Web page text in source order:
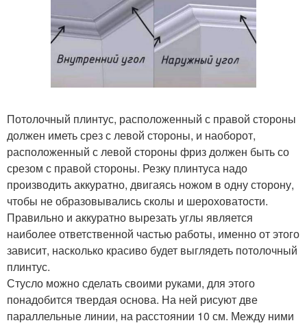
Потолочный плинтус, расположенный с правой стороны
должен иметь срез с левой стороны, и наоборот,
расположенный с левой стороны фриз должен быть со
срезом с правой стороны. Резку плинтуса надо
производить аккуратно, двигаясь ножом в одну сторону,
чтобы не образовывались сколы и шероховатости.
Правильно и аккуратно вырезать углы является
наиболее ответственной частью работы, именно от этого
зависит, насколько красиво будет выглядеть потолочный
плинтус.
Стусло можно сделать своими руками, для этого
понадобится твердая основа. На ней рисуют две
параллельные линии, на расстоянии 10 см. Между ними